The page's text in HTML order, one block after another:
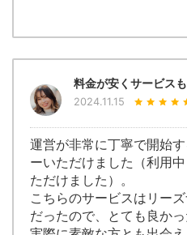
料金が安くサービス
2024.11.15
運営が非常に丁寧で開始
ーいただけました（利用
ただけました）。
こちらのサービスはリー
だったので、とても良かっ